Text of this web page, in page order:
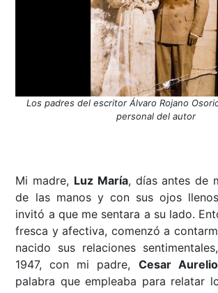
Los padres del escritor Álvaro Rojano
personal del autor
Mi madre, Luz María, días antes de
de las manos y con sus ojos
invitó a que me sentara a su lado.
fresca y afectiva, comenzó a
nacido sus relaciones
1947, con mi padre, Cesar Aurelio
palabra que empleaba para relatar